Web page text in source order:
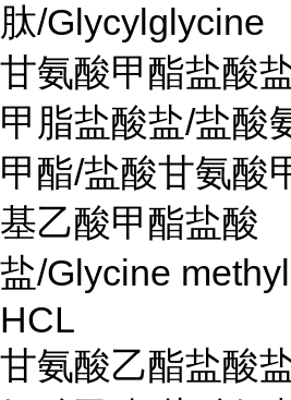
肽/Glycylglycine
甘氨酸甲酯盐酸
甲脂盐酸盐/盐酸
甲酯/盐酸甘氨酸
基乙酸甲酯盐酸
盐/Glycine
HCL
甘氨酸乙酯盐酸